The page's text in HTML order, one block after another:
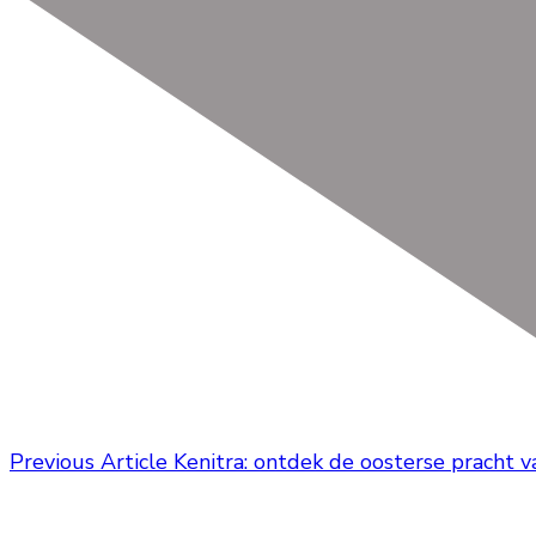
Previous Article Kenitra: ontdek de oosterse pracht